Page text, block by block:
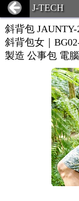
J-TECH
斜背包
斜背包女｜
製造 公事包 電